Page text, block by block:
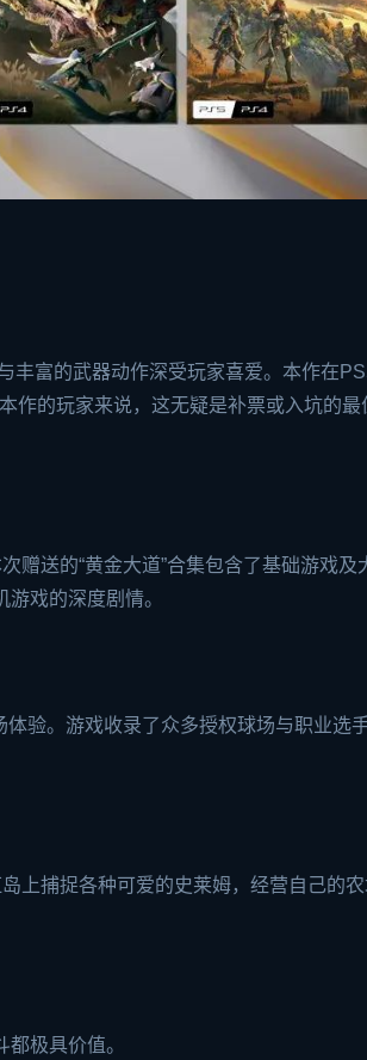
丰富的武器动作深受玩家喜爱。本作在
作的玩家来说，这无疑是补票或入坑的最
赠送的“黄金大道”合集包含了基础游戏及
戏的深度剧情。
验。游戏收录了众多授权球场与职业选
上捕捉各种可爱的史莱姆，经营自己的
极具价值。